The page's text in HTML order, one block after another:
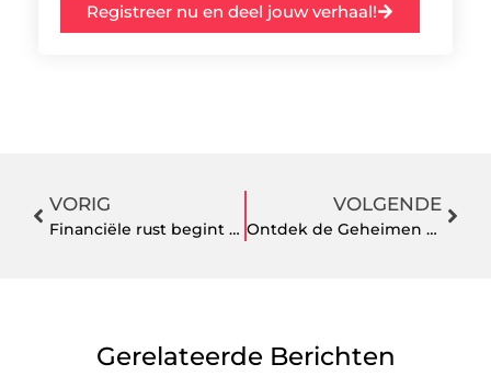
Registreer nu en deel jouw verhaal!
VORIG
Financiële rust begint met de juiste keuze
VOLGENDE
Ontdek de Geheimen van Woninginrichting in Spijkenisse
Gerelateerde Berichten